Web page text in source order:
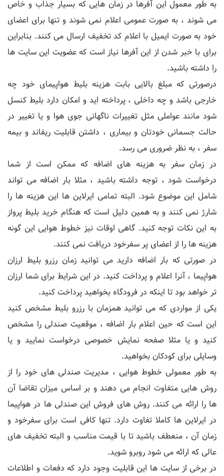
به طور معمول این آفرها در زمان هایی که بسیار جذاب و خاص
می شوند ، به صورت عمومی اعلام نمی شوند و تنها برای اعضای
خود به صورت ایمیل با اعلام کد تخفیف ارسال می کنند. بنابراین
برای با خبر شدن از این آفرها نیاز است که عضویت این سایت ها
را داشته باشید.
درصورتی که مبلغ بالایی بابت هزینه بلیط هواپیمای خود چه
خارجی باشد و چه داخلی ، پرداخته اید و امکان دارد بلیط کنسل
شود مانند عواملی مثل تغییرات ناگهانی جوی هوا و یا تغییر در
حالت جسمانی خودتان و بیماری ، داشتن قابلیت ریفاند و بیمه
سفر ، به نظر ضروری می رسد.
در زمان سفر به هزینه های اضافه که ممکن است از شما
درخواست شود ، توجه داشته باشید ، مثلا بار اضافه می تواند
شامل این موضوع شود. البته تمامی ایرلاین ها این هزینه ها را
شارژ نمی کنند و به همین دلیل است که هنگام خرید بلیط پرواز
به این نکات توجه کنید. گاهی اوقات نیز خطوط هوایی این گونه
هزینه ها را از اعضای پر سفرخود دریافت نمی کنند.
در صورتی که بار اضافه دارید می توانید زمان رزرو بلیط ارزان
هواپیما ، آنرا اعلام و پرداخت کنید. در این شرایط برای شما ارزان
تر خواهد بود تا اینکه در فرودگاه بخواهید پرداخت کنید.
یکی از مواردی که می توانید همزمان با رزرو بلیط مشخص کنید
این است که حین اعلام بار اضافه ، موقعیت صندلی را مشخص
کنید و یا مثلا صفحه نمایش خصوصی درخواست نمایید و یا
وسایلی برای کودکان بخواهید.
به طور معمولی خطوط هوایی ، مدیریت صندلی های خود را از
روش هایی متفاوت انجام می دهند و بر اساس میزان تقاضا آن
ها را ارائه می کنند. روش های فروش این صندلی ها در هواپیما
در ایرلاین ها کاملا تفاوت دارد. تنها کافی است برای سفرخود و
زمان آن ، منعطف باشید تا با قیمت مناسب و البته تخفیف های
عالی که ارائه می شود روبرو شوید.
در برخی از سایت ها این قابلیت وجود دارد که دفعات و اطلاعات